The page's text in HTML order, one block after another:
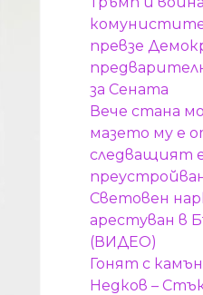
превзе
за Сената
Вече стана
мазето му е
следващият
Световен
арестуван в
(ВИДЕО)
Гонят с
Недков –